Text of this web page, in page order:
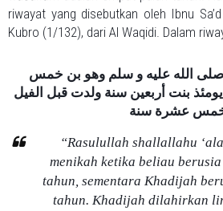
riwayat yang disebutkan oleh Ibnu
Kubro (1/132), dari Al Waqidi. Dalam
صلى الله عليه و سلم وهو بن خمس
بنت أربعين سنة ولدت قبل الفيل
عشرة سنة
“Rasulullah shallallahu
menikah ketika beliau
tahun, sementara Khadijah
tahun. Khadijah dilahirkan